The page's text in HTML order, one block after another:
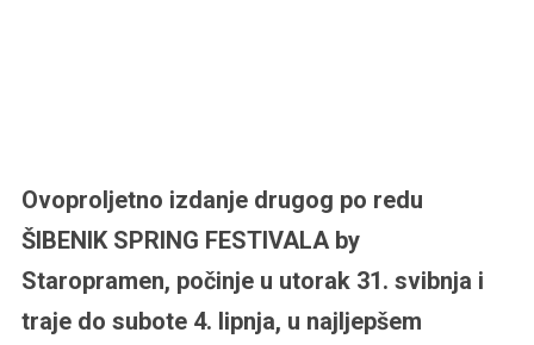
Ovoproljetno izdanje drugog po redu
ŠIBENIK SPRING FESTIVALA by
Staropramen, počinje u utorak 31. svibnja i
traje do subote 4. lipnja, u najljepšem